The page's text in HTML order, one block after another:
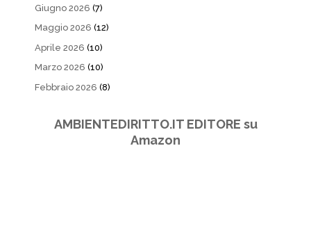
Giugno 2026 (7)
Maggio 2026 (12)
Aprile 2026 (10)
Marzo 2026 (10)
Febbraio 2026 (8)
AMBIENTEDIRITTO.IT EDITORE su
Amazon